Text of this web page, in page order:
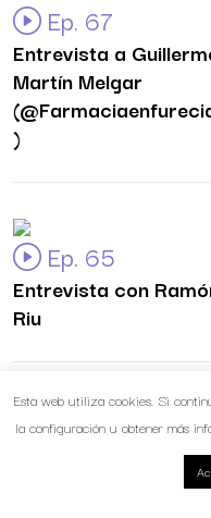
Ep. 67
Entrevista a
Martín Melgar
)
Ep. 65
Entrevista con
Riu
Ep. 63
Esta web utiliza cookies. Si
la configuración u obtener más